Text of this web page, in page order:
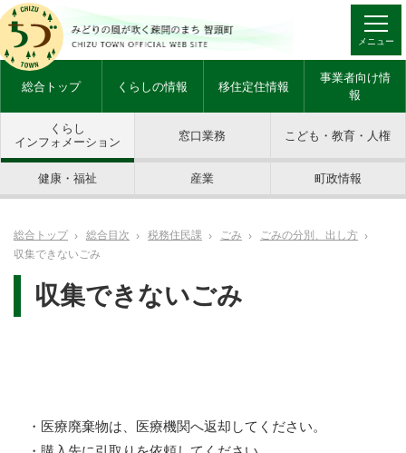
メニュー
総合トップ くらしの情報 移住定住情報
事業者向け情
報
くらし
インフォメーション
窓口業務 こども・教育・人権
健康・福祉 産業 町政情報
総合トップ 総合目次 税務住民課 ごみ
ごみの分別、出し方
収集できないごみ
収集できないごみ
・医療廃棄物は、医療機関へ返却してください。